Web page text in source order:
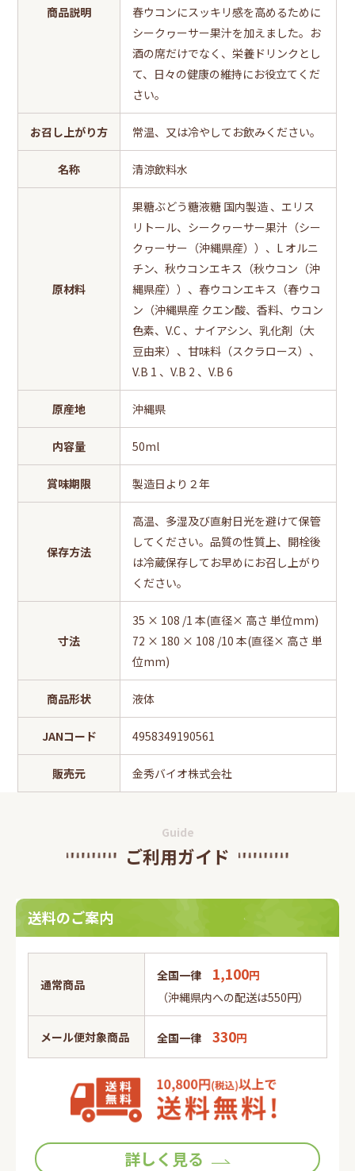
商品説明
春ウコンにスッキリ感を高めるために
シークヮーサー果汁を加えました。お
酒の席だけでなく、栄養ドリンクとし
て、日々の健康の維持にお役立てくだ
さい。
お召し上がり方 常温、又は冷やしてお飲みください。
名称 清涼飲料水
原材料
果糖ぶどう糖液糖 国内製造 、エリス
リトール、シークヮーサー果汁（シー
クヮーサー（沖縄県産））、L オルニ
チン、秋ウコンエキス（秋ウコン（沖
縄県産））、春ウコンエキス（春ウコ
ン（沖縄県産 クエン酸、香料、ウコン
色素、V.C 、ナイアシン、乳化剤（大
豆由来）、甘味料（スクラロース）、
V.B 1 、V.B 2 、V.B 6
原産地 沖縄県
内容量 50ml
賞味期限 製造日より２年
保存方法
高温、多湿及び直射日光を避けて保管
してください。品質の性質上、開栓後
は冷蔵保存してお早めにお召し上がり
ください。
寸法
35 × 108 /1 本(直径× 高さ 単位mm)
72 × 180 × 108 /10 本(直径× 高さ 単
位mm)
商品形状 液体
JANコード 4958349190561
販売元 金秀バイオ株式会社
Guide
ご利用ガイド
送料のご案内
通常商品
全国一律 1,100円
（沖縄県内への配送は550円）
メール便対象商品 全国一律 330円
詳しく見る